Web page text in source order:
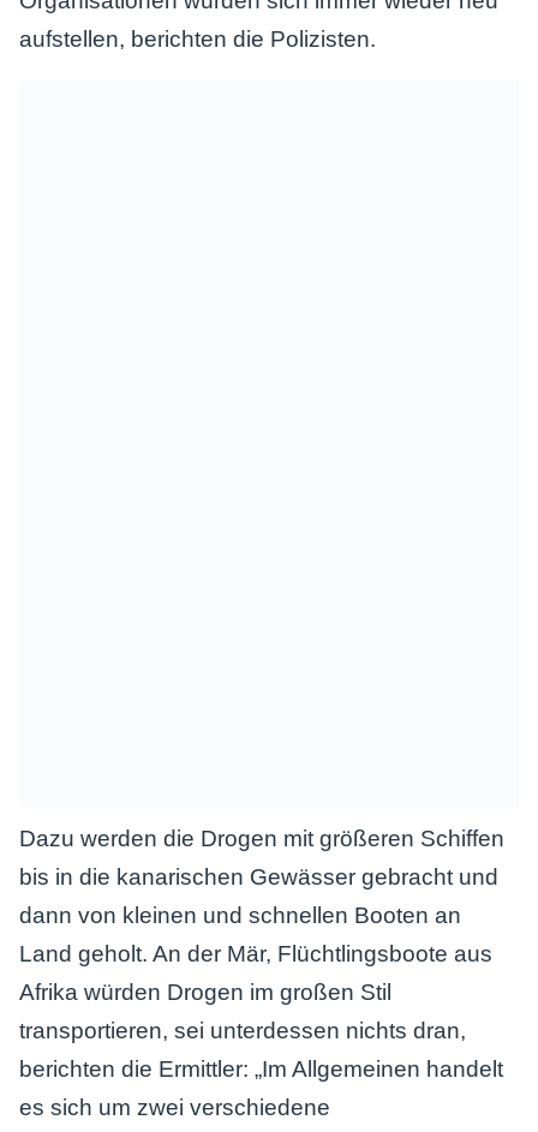
aufstellen, berichten die Polizisten.
Dazu werden die Drogen mit größeren Schiffen
bis in die kanarischen Gewässer gebracht und
dann von kleinen und schnellen Booten an
Land geholt. An der Mär, Flüchtlingsboote aus
Afrika würden Drogen im großen Stil
transportieren, sei unterdessen nichts dran,
berichten die Ermittler: „Im Allgemeinen handelt
es sich um zwei verschiedene